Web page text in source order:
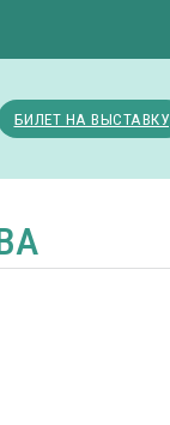
БИЛЕТ НА ВЫСТАВКУ